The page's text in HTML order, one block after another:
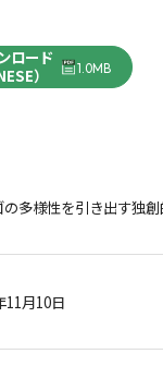
ロード
）
1.0MB
の多様性を引き出す独
11月10日